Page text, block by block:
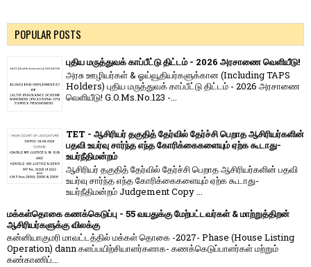
POPULAR POSTS
புதிய மருத்துவக் காப்பீட்டு திட்டம் - 2026 அரசாணை வெளியீடு!
அரசு ஊழியர்கள் & ஓய்வூதியர்களுக்கான (Including TAPS
Holders) புதிய மருத்துவக் காப்பீட்டு திட்டம் - 2026 அரசாணை
வெளியீடு! G.O.Ms.No.123 -...
TET - ஆசிரியர் தகுதித் தேர்வில் தேர்ச்சி பெறாத ஆசிரியர்களின்
பதவி உயர்வு சார்ந்த எந்த கோரிக்கைகளையும் ஏற்க கூடாது-
உயர்நீதிமன்றம்
ஆசிரியர் தகுதித் தேர்வில் தேர்ச்சி பெறாத ஆசிரியர்களின் பதவி
உயர்வு சார்ந்த எந்த கோரிக்கைகளையும் ஏற்க கூடாது-
உயர்நீதிமன்றம் Judgement Copy ...
மக்கள்தொகை கணக்கெடுப்பு - 55 வயதுக்கு மேற்பட்டவர்கள் & மாற்றுத்திறன்
ஆசிரியர்களுக்கு விலக்கு
கன்னியாகுமரி மாவட்டத்தில் மக்கள் தொகை -2027- Phase (House Listing
Operation) dann களப்பயிற்சியாளர்களாக- கணக்கெடுப்பாளர்கள் மற்றும்
கண்காணிப்...